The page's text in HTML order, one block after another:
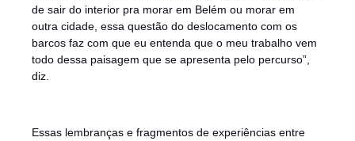
de sair do interior pra morar em Belém ou morar em
outra cidade, essa questão do deslocamento com os
barcos faz com que eu entenda que o meu trabalho vem
todo dessa paisagem que se apresenta pelo percurso”,
diz.
Essas lembranças e fragmentos de experiências entre